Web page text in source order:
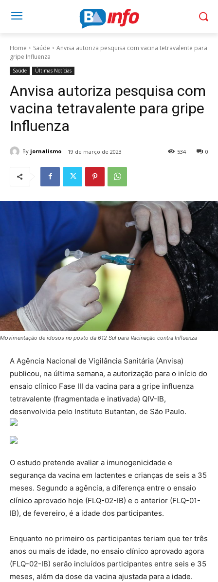
Home Saúde
Anvisa autoriza pesquisa com vacina tetravalente para
gripe Influenza
Saúde Últimas Notícias
Anvisa autoriza pesquisa com
vacina tetravalente para gripe
Influenza
By jornalismo 19 de março de 2023 0
534
Movimentação de idosos no posto da 612 Sul para Vacinação contra Influenza
A Agência Nacional de Vigilância Sanitária (Anvisa)
publicou, na última semana, a autorização para o início do
ensaio clínico Fase III da vacina para a gripe influenza
tetravalente (fragmentada e inativada) QIV-IB,
desenvolvida pelo Instituto Butantan, de São Paulo.
O estudo pretende avaliar a imunogenicidade e
segurança da vacina em lactentes e crianças de seis a 35
meses. Segundo a agência, a diferença entre o ensaio
clínico aprovado hoje (FLQ-02-IB) e o anterior (FLQ-01-
IB), de fevereiro, é a idade dos participantes.
Enquanto no primeiro os participantes teriam que ter três
anos ou mais de idade, no ensaio clínico aprovado agora
(FLQ-02-IB) serão incluídos participantes entre seis e 35
meses, além da dose da vacina ajustada para a idade.